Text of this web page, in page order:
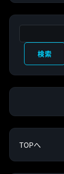
検索
TOPへ